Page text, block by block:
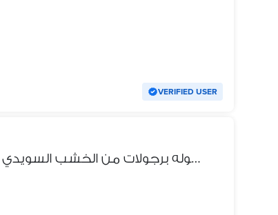
VERIFIED USER
برجوله برجولات من الخشب السويدي للبيع | افضل انواع الخشب السويدي